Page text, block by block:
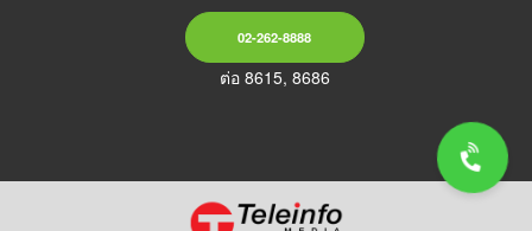
02-262-8888
ต่อ 8615, 8686